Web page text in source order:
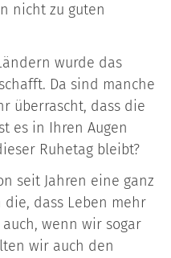
nicht zu guten
wurde das
Da sind manche
überrascht, dass die
es in Ihren Augen
Ruhetag bleibt?
seit Jahren eine ganz
dass Leben mehr
wenn wir sogar
wir auch den